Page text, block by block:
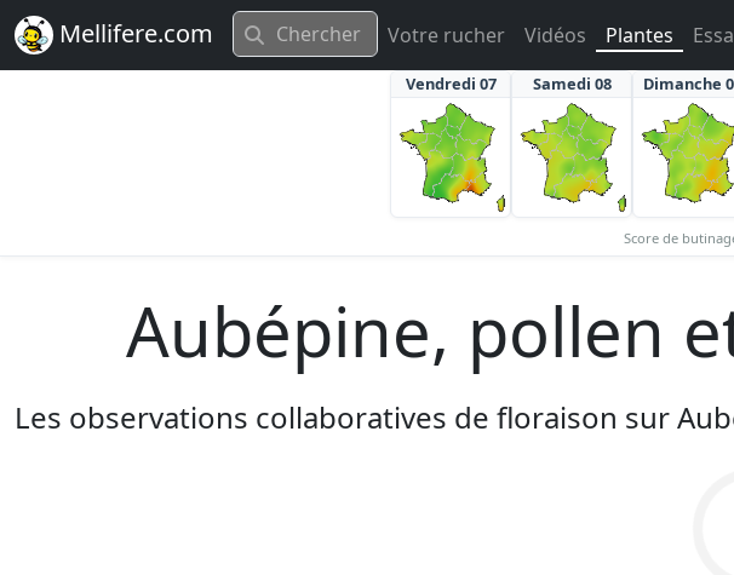
Mellifere.com Votre rucher Vidéos Plantes
Vendredi 07 Samedi 08 Dimanche
Score de
Aubépine, pollen
Les observations collaboratives de floraison sur